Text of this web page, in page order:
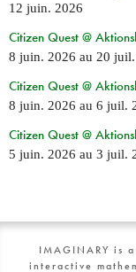
12 juin. 2026
Citizen Quest @
8 juin. 2026 au 20
Citizen Quest @
8 juin. 2026 au 6 juil.
Citizen Quest @
5 juin. 2026 au 3 juil.
IMAGINARY is
interactive